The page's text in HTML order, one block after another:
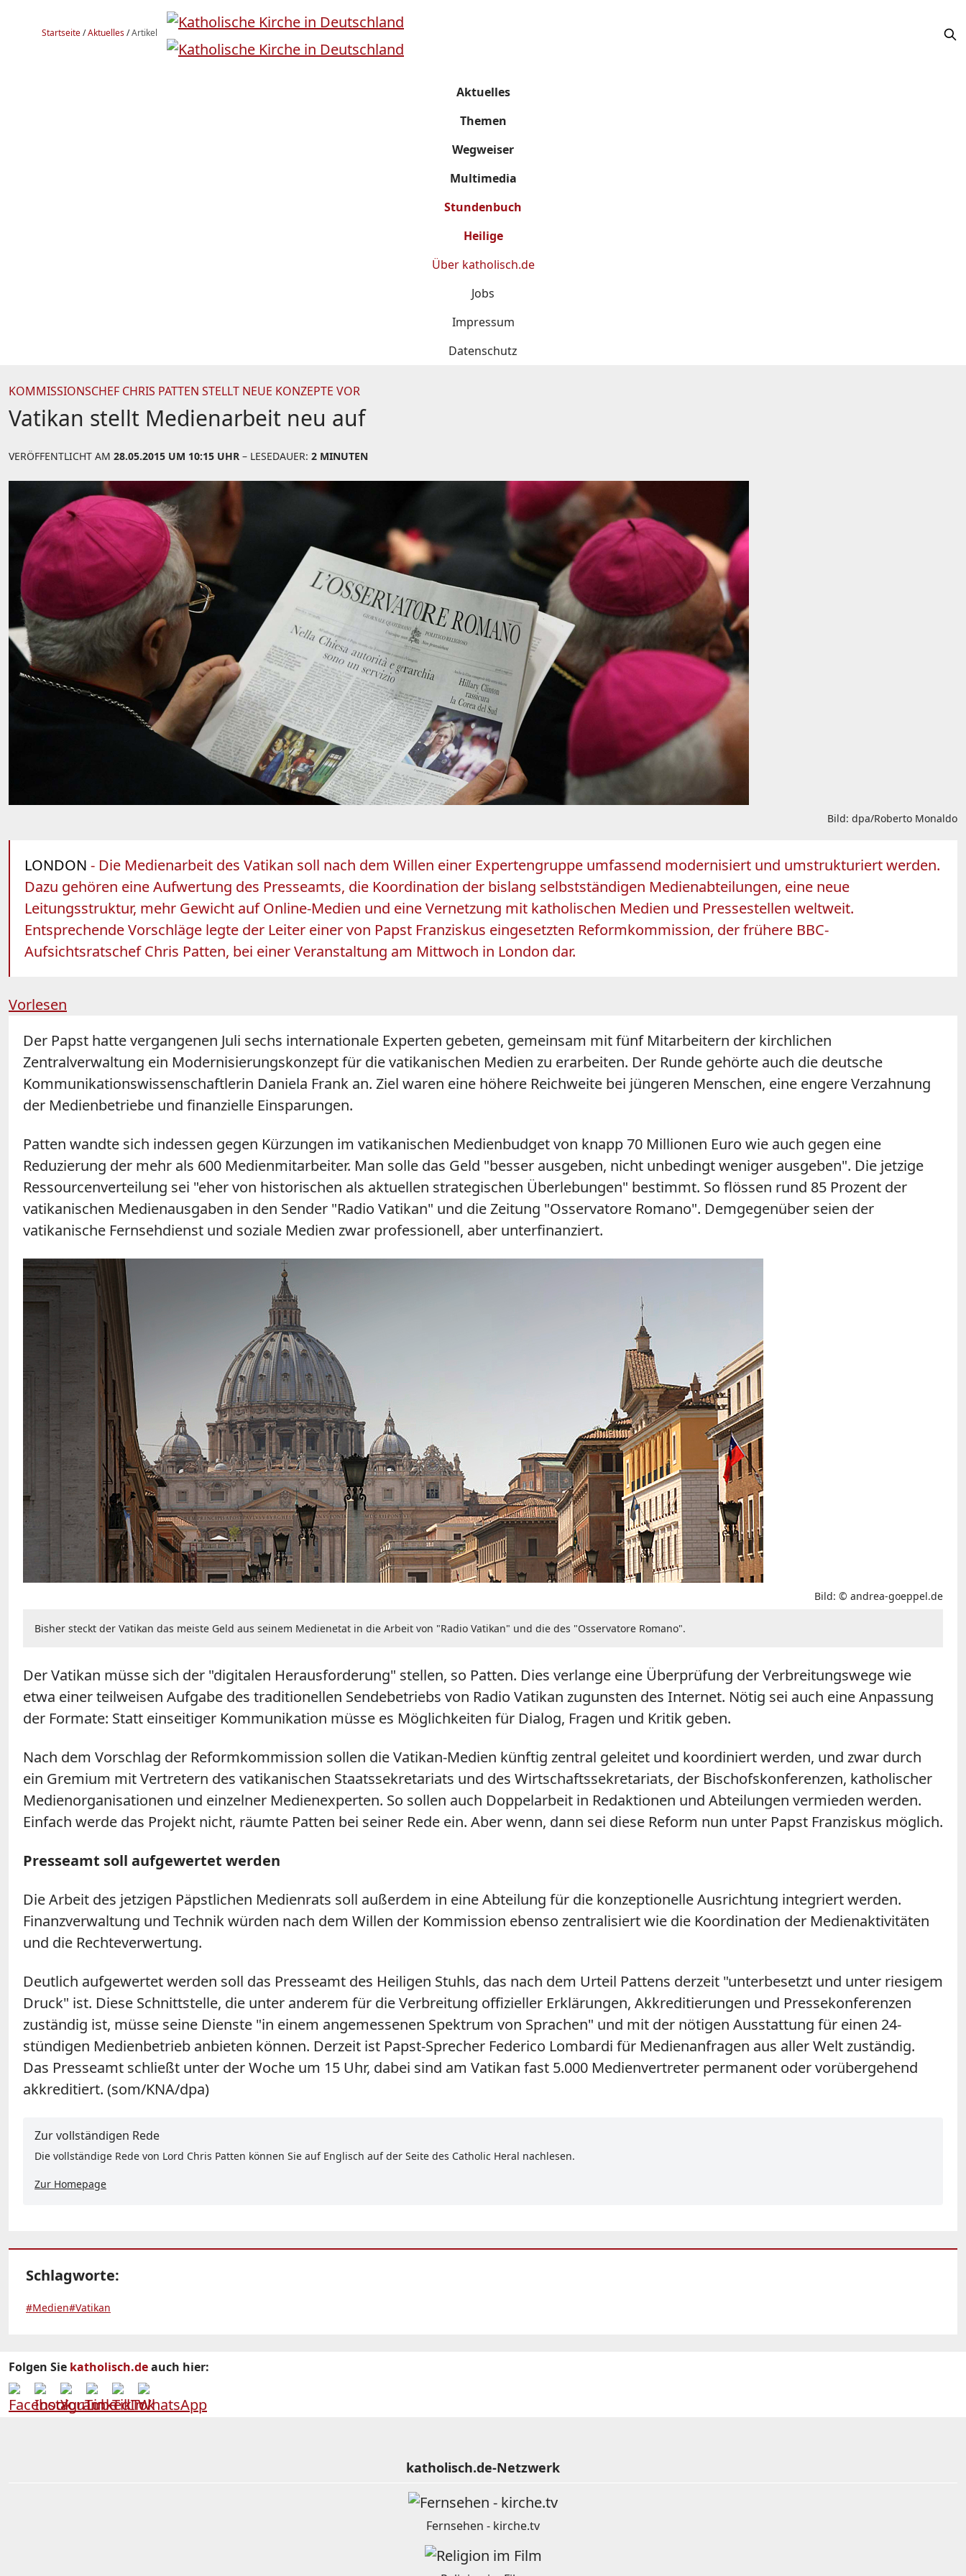
Startseite/Aktuelles/Artikel
Aktuelles
Themen
Wegweiser
Multimedia
Stundenbuch
Heilige
Über katholisch.de
Jobs
Impressum
Datenschutz
KOMMISSIONSCHEF CHRIS PATTEN STELLT NEUE KONZEPTE VOR
Vatikan stellt Medienarbeit neu auf
VERÖFFENTLICHT AM 28.05.2015 UM 10:15 UHR – LESEDAUER: 2 MINUTEN
Bild: dpa/Roberto Monaldo
LONDON - Die Medienarbeit des Vatikan soll nach dem Willen einer Expertengruppe umfassend modernisiert und umstrukturiert werden.
Dazu gehören eine Aufwertung des Presseamts, die Koordination der bislang selbstständigen Medienabteilungen, eine neue
Leitungsstruktur, mehr Gewicht auf Online-Medien und eine Vernetzung mit katholischen Medien und Pressestellen weltweit.
Entsprechende Vorschläge legte der Leiter einer von Papst Franziskus eingesetzten Reformkommission, der frühere BBC-
Aufsichtsratschef Chris Patten, bei einer Veranstaltung am Mittwoch in London dar.
Vorlesen
Der Papst hatte vergangenen Juli sechs internationale Experten gebeten, gemeinsam mit fünf Mitarbeitern der kirchlichen
Zentralverwaltung ein Modernisierungskonzept für die vatikanischen Medien zu erarbeiten. Der Runde gehörte auch die deutsche
Kommunikationswissenschaftlerin Daniela Frank an. Ziel waren eine höhere Reichweite bei jüngeren Menschen, eine engere Verzahnung
der Medienbetriebe und finanzielle Einsparungen.
Patten wandte sich indessen gegen Kürzungen im vatikanischen Medienbudget von knapp 70 Millionen Euro wie auch gegen eine
Reduzierung der mehr als 600 Medienmitarbeiter. Man solle das Geld "besser ausgeben, nicht unbedingt weniger ausgeben". Die jetzige
Ressourcenverteilung sei "eher von historischen als aktuellen strategischen Überlebungen" bestimmt. So flössen rund 85 Prozent der
vatikanischen Medienausgaben in den Sender "Radio Vatikan" und die Zeitung "Osservatore Romano". Demgegenüber seien der
vatikanische Fernsehdienst und soziale Medien zwar professionell, aber unterfinanziert.
Bild: © andrea-goeppel.de
Bisher steckt der Vatikan das meiste Geld aus seinem Medienetat in die Arbeit von "Radio Vatikan" und die des "Osservatore Romano".
Der Vatikan müsse sich der "digitalen Herausforderung" stellen, so Patten. Dies verlange eine Überprüfung der Verbreitungswege wie
etwa einer teilweisen Aufgabe des traditionellen Sendebetriebs von Radio Vatikan zugunsten des Internet. Nötig sei auch eine Anpassung
der Formate: Statt einseitiger Kommunikation müsse es Möglichkeiten für Dialog, Fragen und Kritik geben.
Nach dem Vorschlag der Reformkommission sollen die Vatikan-Medien künftig zentral geleitet und koordiniert werden, und zwar durch
ein Gremium mit Vertretern des vatikanischen Staatssekretariats und des Wirtschaftssekretariats, der Bischofskonferenzen, katholischer
Medienorganisationen und einzelner Medienexperten. So sollen auch Doppelarbeit in Redaktionen und Abteilungen vermieden werden.
Einfach werde das Projekt nicht, räumte Patten bei seiner Rede ein. Aber wenn, dann sei diese Reform nun unter Papst Franziskus möglich.
Presseamt soll aufgewertet werden
Die Arbeit des jetzigen Päpstlichen Medienrats soll außerdem in eine Abteilung für die konzeptionelle Ausrichtung integriert werden.
Finanzverwaltung und Technik würden nach dem Willen der Kommission ebenso zentralisiert wie die Koordination der Medienaktivitäten
und die Rechteverwertung.
Deutlich aufgewertet werden soll das Presseamt des Heiligen Stuhls, das nach dem Urteil Pattens derzeit "unterbesetzt und unter riesigem
Druck" ist. Diese Schnittstelle, die unter anderem für die Verbreitung offizieller Erklärungen, Akkreditierungen und Pressekonferenzen
zuständig ist, müsse seine Dienste "in einem angemessenen Spektrum von Sprachen" und mit der nötigen Ausstattung für einen 24-
stündigen Medienbetrieb anbieten können. Derzeit ist Papst-Sprecher Federico Lombardi für Medienanfragen aus aller Welt zuständig.
Das Presseamt schließt unter der Woche um 15 Uhr, dabei sind am Vatikan fast 5.000 Medienvertreter permanent oder vorübergehend
akkreditiert. (som/KNA/dpa)
Zur vollständigen Rede
Die vollständige Rede von Lord Chris Patten können Sie auf Englisch auf der Seite des Catholic Heral nachlesen.
Zur Homepage
Schlagworte:
#Medien#Vatikan
Folgen Sie katholisch.deauch hier:
katholisch.de-Netzwerk
Fernsehen - kirche.tv